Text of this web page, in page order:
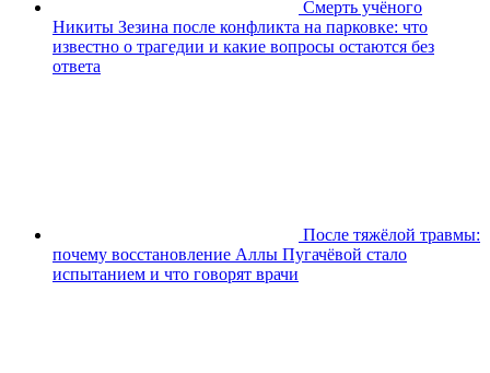
Смерть учёного
Никиты Зезина после конфликта на парковке: что
известно о трагедии и какие вопросы остаются без
ответа
После тяжёлой травмы:
почему восстановление Аллы Пугачёвой стало
испытанием и что говорят врачи